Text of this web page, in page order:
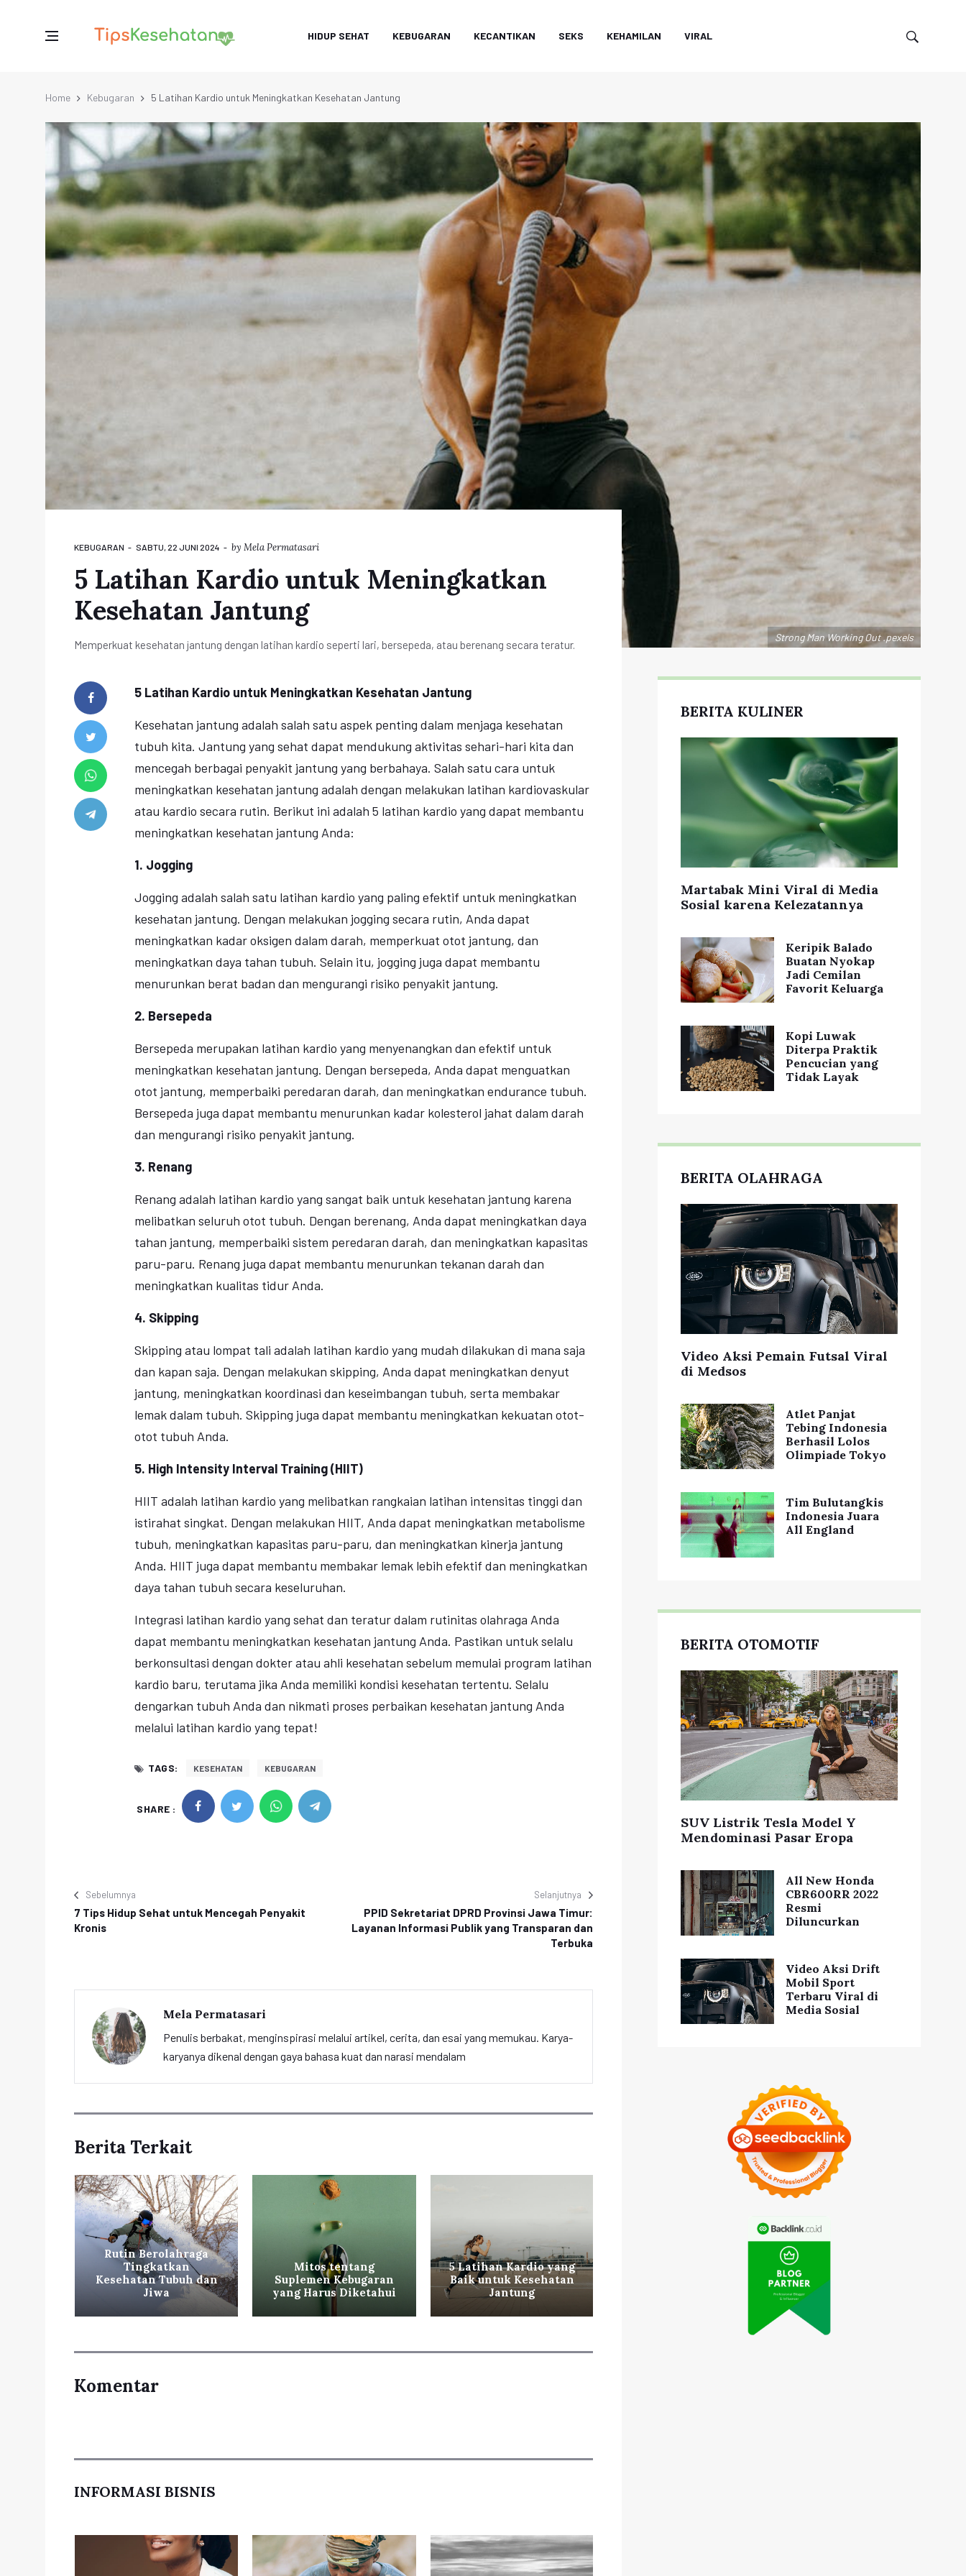
HIDUP SEHAT KEBUGARAN KECANTIKAN SEKS KEHAMILAN VIRAL
Home Kebugaran 5 Latihan Kardio untuk Meningkatkan Kesehatan Jantung
Strong Man Working Out .pexels
KEBUGARAN SABTU, 22 JUNI 2024 by Mela Permatasari
5 Latihan Kardio untuk Meningkatkan
Kesehatan Jantung
Memperkuat kesehatan jantung dengan latihan kardio seperti lari, bersepeda, atau berenang secara teratur.
5 Latihan Kardio untuk Meningkatkan Kesehatan Jantung
Kesehatan jantung adalah salah satu aspek penting dalam menjaga kesehatan
tubuh kita. Jantung yang sehat dapat mendukung aktivitas sehari-hari kita dan
mencegah berbagai penyakit jantung yang berbahaya. Salah satu cara untuk
meningkatkan kesehatan jantung adalah dengan melakukan latihan kardiovaskular
atau kardio secara rutin. Berikut ini adalah 5 latihan kardio yang dapat membantu
meningkatkan kesehatan jantung Anda:
1. Jogging
Jogging adalah salah satu latihan kardio yang paling efektif untuk meningkatkan
kesehatan jantung. Dengan melakukan jogging secara rutin, Anda dapat
meningkatkan kadar oksigen dalam darah, memperkuat otot jantung, dan
meningkatkan daya tahan tubuh. Selain itu, jogging juga dapat membantu
menurunkan berat badan dan mengurangi risiko penyakit jantung.
2. Bersepeda
Bersepeda merupakan latihan kardio yang menyenangkan dan efektif untuk
meningkatkan kesehatan jantung. Dengan bersepeda, Anda dapat menguatkan
otot jantung, memperbaiki peredaran darah, dan meningkatkan endurance tubuh.
Bersepeda juga dapat membantu menurunkan kadar kolesterol jahat dalam darah
dan mengurangi risiko penyakit jantung.
3. Renang
Renang adalah latihan kardio yang sangat baik untuk kesehatan jantung karena
melibatkan seluruh otot tubuh. Dengan berenang, Anda dapat meningkatkan daya
tahan jantung, memperbaiki sistem peredaran darah, dan meningkatkan kapasitas
paru-paru. Renang juga dapat membantu menurunkan tekanan darah dan
meningkatkan kualitas tidur Anda.
4. Skipping
Skipping atau lompat tali adalah latihan kardio yang mudah dilakukan di mana saja
dan kapan saja. Dengan melakukan skipping, Anda dapat meningkatkan denyut
jantung, meningkatkan koordinasi dan keseimbangan tubuh, serta membakar
lemak dalam tubuh. Skipping juga dapat membantu meningkatkan kekuatan otot-
otot tubuh Anda.
5. High Intensity Interval Training (HIIT)
HIIT adalah latihan kardio yang melibatkan rangkaian latihan intensitas tinggi dan
istirahat singkat. Dengan melakukan HIIT, Anda dapat meningkatkan metabolisme
tubuh, meningkatkan kapasitas paru-paru, dan meningkatkan kinerja jantung
Anda. HIIT juga dapat membantu membakar lemak lebih efektif dan meningkatkan
daya tahan tubuh secara keseluruhan.
Integrasi latihan kardio yang sehat dan teratur dalam rutinitas olahraga Anda
dapat membantu meningkatkan kesehatan jantung Anda. Pastikan untuk selalu
berkonsultasi dengan dokter atau ahli kesehatan sebelum memulai program latihan
kardio baru, terutama jika Anda memiliki kondisi kesehatan tertentu. Selalu
dengarkan tubuh Anda dan nikmati proses perbaikan kesehatan jantung Anda
melalui latihan kardio yang tepat!
TAGS: KESEHATAN KEBUGARAN
SHARE :
Sebelumnya
7 Tips Hidup Sehat untuk Mencegah Penyakit
Kronis
Selanjutnya
PPID Sekretariat DPRD Provinsi Jawa Timur:
Layanan Informasi Publik yang Transparan dan
Terbuka
Mela Permatasari
Penulis berbakat, menginspirasi melalui artikel, cerita, dan esai yang memukau. Karya-
karyanya dikenal dengan gaya bahasa kuat dan narasi mendalam
Berita Terkait
Rutin Berolahraga
Tingkatkan
Kesehatan Tubuh dan
Jiwa
Mitos tentang
Suplemen Kebugaran
yang Harus Diketahui
5 Latihan Kardio yang
Baik untuk Kesehatan
Jantung
Suplemen Kebugaran
yang Harus Diketahui
Komentar
INFORMASI BISNIS
BERITA KULINER
Martabak Mini Viral di Media
Sosial karena Kelezatannya
Keripik Balado
Buatan Nyokap
Jadi Cemilan
Favorit Keluarga
Kopi Luwak
Diterpa Praktik
Pencucian yang
Tidak Layak
BERITA OLAHRAGA
Video Aksi Pemain Futsal Viral
di Medsos
Atlet Panjat
Tebing Indonesia
Berhasil Lolos
Olimpiade Tokyo
Tim Bulutangkis
Indonesia Juara
All England
BERITA OTOMOTIF
SUV Listrik Tesla Model Y
Mendominasi Pasar Eropa
All New Honda
CBR600RR 2022
Resmi
Diluncurkan
Video Aksi Drift
Mobil Sport
Terbaru Viral di
Media Sosial